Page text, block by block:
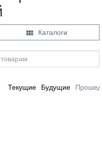
 Каталоги
Текущие Будущие